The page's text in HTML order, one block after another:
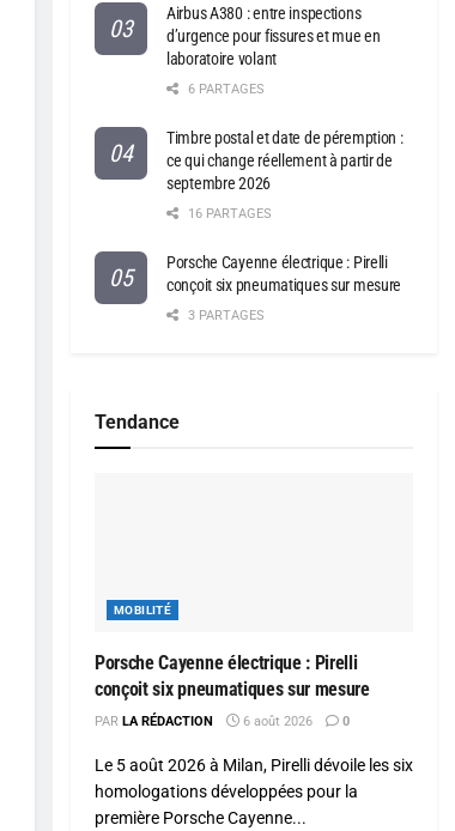
Airbus A380 : entre inspections
d’urgence pour fissures et mue en
laboratoire volant
6 PARTAGES
Timbre postal et date de péremption :
ce qui change réellement à partir de
septembre 2026
16 PARTAGES
Porsche Cayenne électrique : Pirelli
conçoit six pneumatiques sur mesure
3 PARTAGES
Tendance
MOBILITÉ
Porsche Cayenne électrique : Pirelli
conçoit six pneumatiques sur mesure
PAR LA RÉDACTION 6 août 2026 0
Le 5 août 2026 à Milan, Pirelli dévoile les six
homologations développées pour la
première Porsche Cayenne...